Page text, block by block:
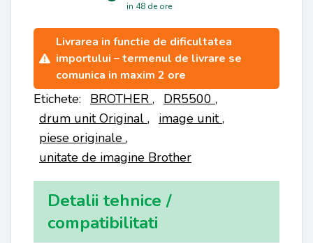
in 48 de ore
Livrarea in functie de dificultatea
importului – termenul de livrare se
comunica in maxim 2 ore
Etichete: BROTHER , DR5500 ,
drum unit Original , image unit,
piese originale ,
unitate de imagine Brother
Detalii tehnice /
compatibilitati